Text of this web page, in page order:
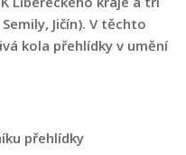
Jičín). V těchto
kola přehlídky v umění
přehlídky